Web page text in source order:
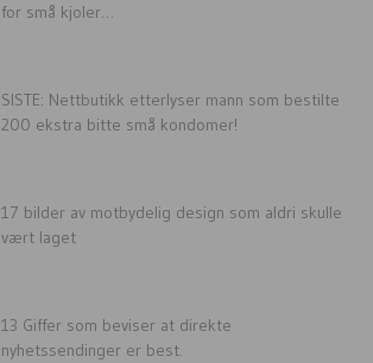
for små kjoler…
SISTE: Nettbutikk etterlyser mann som bestilte
200 ekstra bitte små kondomer!
17 bilder av motbydelig design som aldri skulle
vært laget
13 Giffer som beviser at direkte
nyhetssendinger er best.